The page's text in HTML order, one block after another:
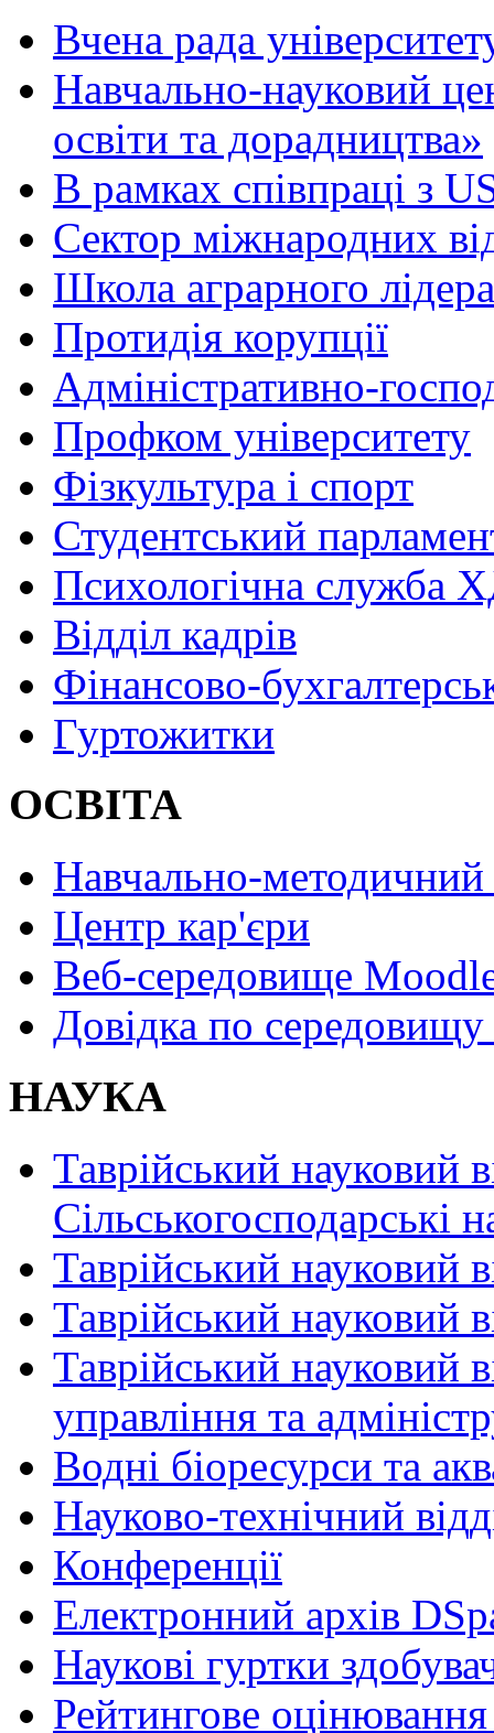
Вчена рада
Навчально-науковий
освіти та дорадництва»
В рамках співпраці з
Сектор міжнародних
Школа аграрного лідера
Протидія корупції
Адміністративно-
Профком університету
Фізкультура і спорт
Студентський
Психологічна служба
Відділ кадрів
Фінансово-
Гуртожитки
ОСВІТА
Навчально-методичний
Центр кар'єри
Веб-середовище
Довідка по
НАУКА
Таврійський науковий
Сільськогосподарські
Таврійський науковий
Таврійський науковий
Таврійський науковий
управління та
Водні біоресурси та
Науково-технічний
Конференції
Електронний архів
Наукові гуртки
Рейтингове оцінювання